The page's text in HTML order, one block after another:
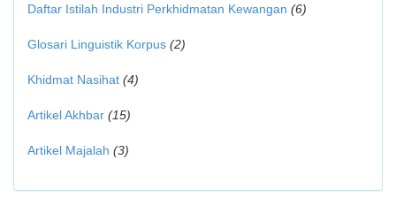
Daftar Istilah Industri Perkhidmatan Kewangan (6)
Glosari Linguistik Korpus (2)
Khidmat Nasihat (4)
Artikel Akhbar (15)
Artikel Majalah (3)